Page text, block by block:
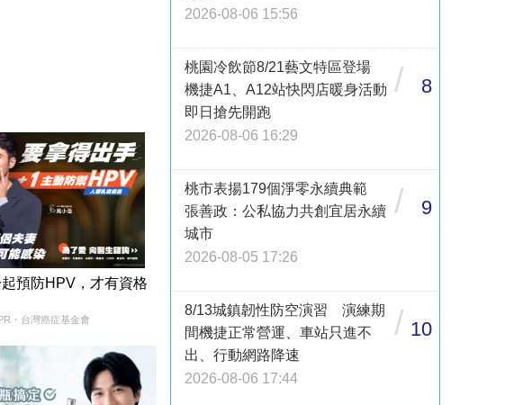
預防HPV，才有資格
・台灣癌症基金會
2026-08-06 15:56
桃園冷飲節8/21藝文特區登場
機捷A1、A12站快閃店暖身活動
即日搶先開跑
2026-08-06 16:29
/ 8
桃市表揚179個淨零永續典範
張善政：公私協力共創宜居永續
城市
2026-08-05 17:26
/ 9
8/13城鎮韌性防空演習 演練期
間機捷正常營運、車站只進不
出、行動網路降速
2026-08-06 17:44
/ 10